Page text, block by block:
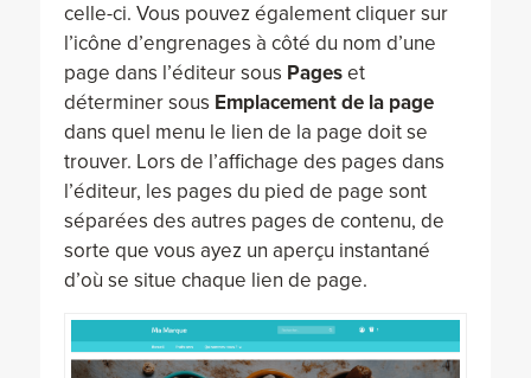
celle-ci. Vous pouvez également cliquer sur
l’icône d’engrenages à côté du nom d’une
page dans l’éditeur sous Pageset
déterminer sous Emplacement de la page
dans quel menu le lien de la page doit se
trouver. Lors de l’affichage des pages dans
l’éditeur, les pages du pied de page sont
séparées des autres pages de contenu, de
sorte que vous ayez un aperçu instantané
d’où se situe chaque lien de page.